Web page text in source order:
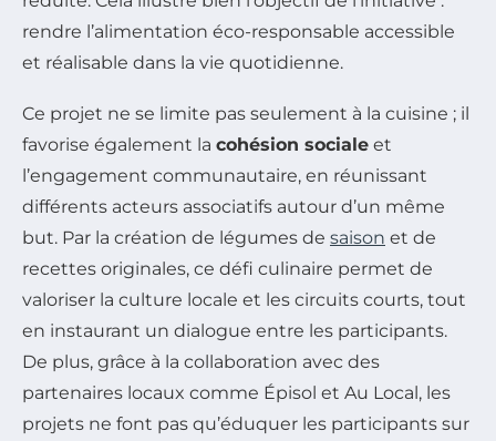
rendre l’alimentation éco-responsable accessible
et réalisable dans la vie quotidienne.
Ce projet ne se limite pas seulement à la cuisine ; il
favorise également la cohésion sociale et
l’engagement communautaire, en réunissant
différents acteurs associatifs autour d’un même
but. Par la création de légumes de saison et de
recettes originales, ce défi culinaire permet de
valoriser la culture locale et les circuits courts, tout
en instaurant un dialogue entre les participants.
De plus, grâce à la collaboration avec des
partenaires locaux comme Épisol et Au Local, les
projets ne font pas qu’éduquer les participants sur